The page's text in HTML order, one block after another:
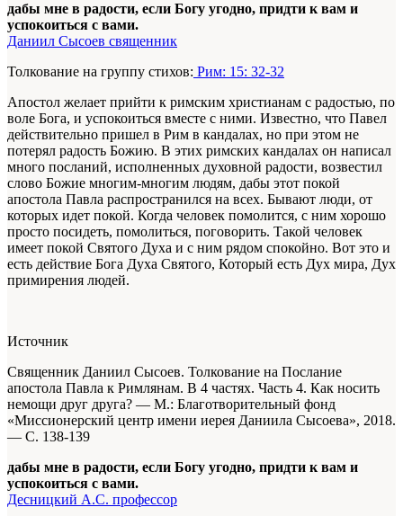
дабы мне в радости, если Богу угодно, придти к вам и
успокоиться с вами.
Даниил Сысоев священник
Толкование на группу стихов: Рим: 15: 32-32
Апостол желает прийти к римским христианам с радостью, по
воле Бога, и успокоиться вместе с ними. Известно, что Павел
действительно пришел в Рим в кандалах, но при этом не
потерял радость Божию. В этих римских кандалах он написал
много посланий, исполненных духовной радости, возвестил
слово Божие многим-многим людям, дабы этот покой
апостола Павла распространился на всех. Бывают люди, от
которых идет покой. Когда человек помолится, с ним хорошо
просто посидеть, помолиться, поговорить. Такой человек
имеет покой Святого Духа и с ним рядом спокойно. Вот это и
есть действие Бога Духа Святого, Который есть Дух мира, Дух
примирения людей.
Источник
Священник Даниил Сысоев. Толкование на Послание
апостола Павла к Римлянам. В 4 частях. Часть 4. Как носить
немощи друг друга? — М.: Благотворительный фонд
«Миссионерский центр имени иерея Даниила Сысоева», 2018.
— С. 138-139
дабы мне в радости, если Богу угодно, придти к вам и
успокоиться с вами.
Десницкий А.С. профессор